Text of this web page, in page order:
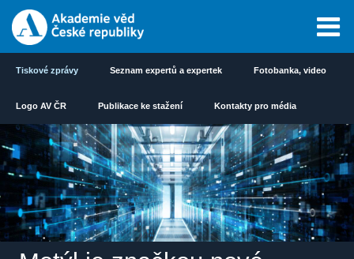
Tiskové zprávy Seznam expertů a expertek Fotobanka, video
Logo AV ČR Publikace ke stažení Kontakty pro média